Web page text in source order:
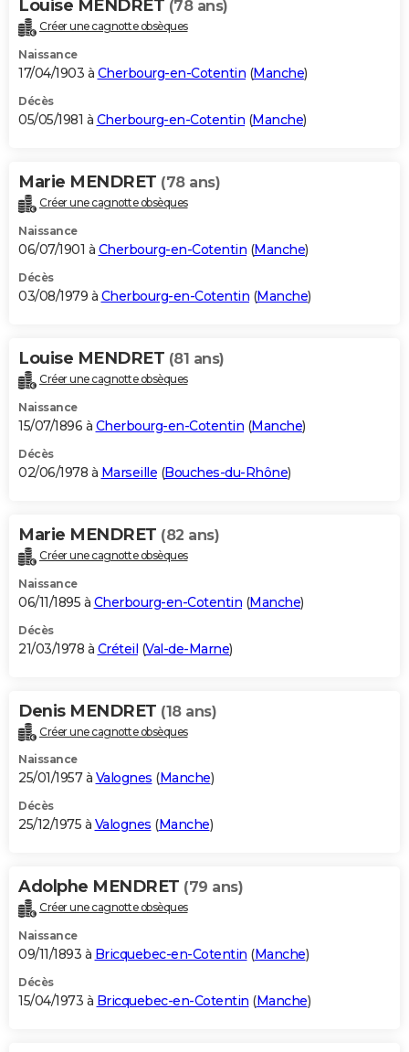
Louise MENDRET (78 ans)
Créer une cagnotte obsèques
Naissance
17/04/1903 à Cherbourg-en-Cotentin (Manche)
Décès
05/05/1981 à Cherbourg-en-Cotentin (Manche)
Marie MENDRET (78 ans)
Créer une cagnotte obsèques
Naissance
06/07/1901 à Cherbourg-en-Cotentin (Manche)
Décès
03/08/1979 à Cherbourg-en-Cotentin (Manche)
Louise MENDRET (81 ans)
Créer une cagnotte obsèques
Naissance
15/07/1896 à Cherbourg-en-Cotentin (Manche)
Décès
02/06/1978 à Marseille (Bouches-du-Rhône)
Marie MENDRET (82 ans)
Créer une cagnotte obsèques
Naissance
06/11/1895 à Cherbourg-en-Cotentin (Manche)
Décès
21/03/1978 à Créteil (Val-de-Marne)
Denis MENDRET (18 ans)
Créer une cagnotte obsèques
Naissance
25/01/1957 à Valognes (Manche)
Décès
25/12/1975 à Valognes (Manche)
Adolphe MENDRET (79 ans)
Créer une cagnotte obsèques
Naissance
09/11/1893 à Bricquebec-en-Cotentin (Manche)
Décès
15/04/1973 à Bricquebec-en-Cotentin (Manche)